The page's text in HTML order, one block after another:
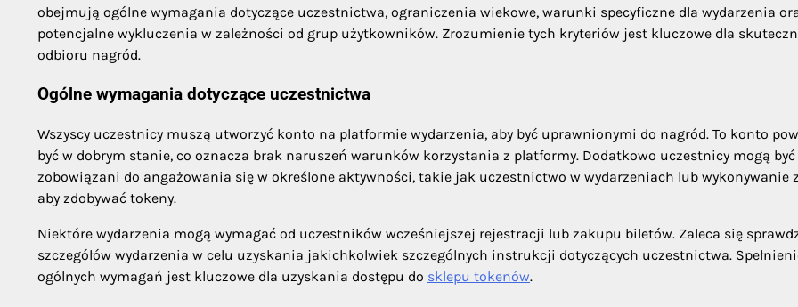
obejmują ogólne wymagania dotyczące uczestnictwa, ograniczenia wiekowe, warunki specyficzne dla wydarzenia
potencjalne wykluczenia w zależności od grup użytkowników. Zrozumienie tych kryteriów jest kluczowe dla
odbioru nagród.
Ogólne wymagania dotyczące uczestnictwa
Wszyscy uczestnicy muszą utworzyć konto na platformie wydarzenia, aby być uprawnionymi do nagród. To konto
być w dobrym stanie, co oznacza brak naruszeń warunków korzystania z platformy. Dodatkowo uczestnicy mogą być
zobowiązani do angażowania się w określone aktywności, takie jak uczestnictwo w wydarzeniach lub wykonywanie
aby zdobywać tokeny.
Niektóre wydarzenia mogą wymagać od uczestników wcześniejszej rejestracji lub zakupu biletów. Zaleca się
szczegółów wydarzenia w celu uzyskania jakichkolwiek szczególnych instrukcji dotyczących uczestnictwa.
ogólnych wymagań jest kluczowe dla uzyskania dostępu do sklepu tokenów.